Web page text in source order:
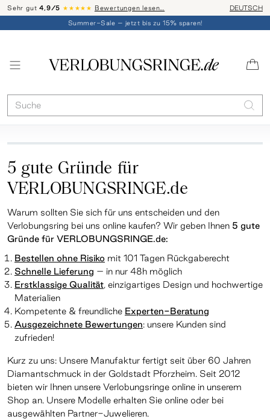
Sehr gut4,9/5 ★★★★★ Bewertungen lesen… Telefon-
DEUTSCH
Summer-Sale – jetzt bis zu 15% sparen!
5 gute Gründe für
VERLOBUNGSRINGE.de
Warum sollten Sie sich für uns entscheiden und den
Verlobungsring bei uns online kaufen? Wir geben Ihnen 5 gute
Gründe für VERLOBUNGSRINGE.de:
Bestellen ohne Risiko mit 101 Tagen Rückgaberecht
Schnelle Lieferung – in nur 48h möglich
Erstklassige Qualität, einzigartiges Design und hochwertige
Materialien
Kompetente & freundliche Experten-Beratung
Ausgezeichnete Bewertungen: unsere Kunden sind
zufrieden!
Kurz zu uns: Unsere Manufaktur fertigt seit über 60 Jahren
Diamantschmuck in der Goldstadt Pforzheim. Seit 2012
bieten wir Ihnen unsere Verlobungsringe online in unserem
Shop an. Unsere Modelle erhalten Sie online oder bei
ausgewählten Partner-Juwelieren.